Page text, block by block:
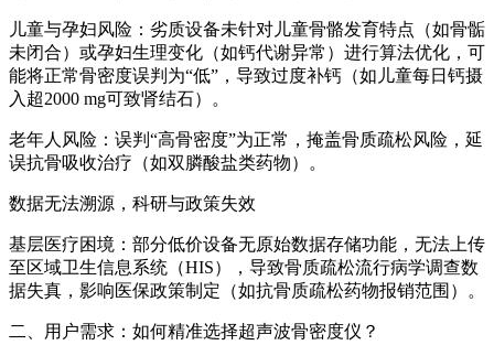
儿童与孕妇风险：劣质设备未针对儿童骨骼发育特点（如骨骺
未闭合）或孕妇生理变化（如钙代谢异常）进行算法优化，可
能将正常骨密度误判为“低”，导致过度补钙（如儿童每日钙摄
入超2000 mg可致肾结石）。
老年人风险：误判“高骨密度”为正常，掩盖骨质疏松风险，延
误抗骨吸收治疗（如双膦酸盐类药物）。
数据无法溯源，科研与政策失效
基层医疗困境：部分低价设备无原始数据存储功能，无法上传
至区域卫生信息系统（HIS），导致骨质疏松流行病学调查数
据失真，影响医保政策制定（如抗骨质疏松药物报销范围）。
二、用户需求：如何精准选择超声波骨密度仪？